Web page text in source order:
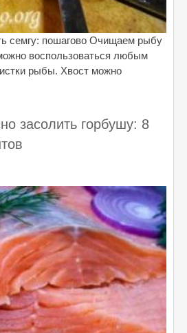
семгу: пошагово Очищаем рыбу
воспользоваться любым
рыбы. Хвост можно
засолить горбушу: 8